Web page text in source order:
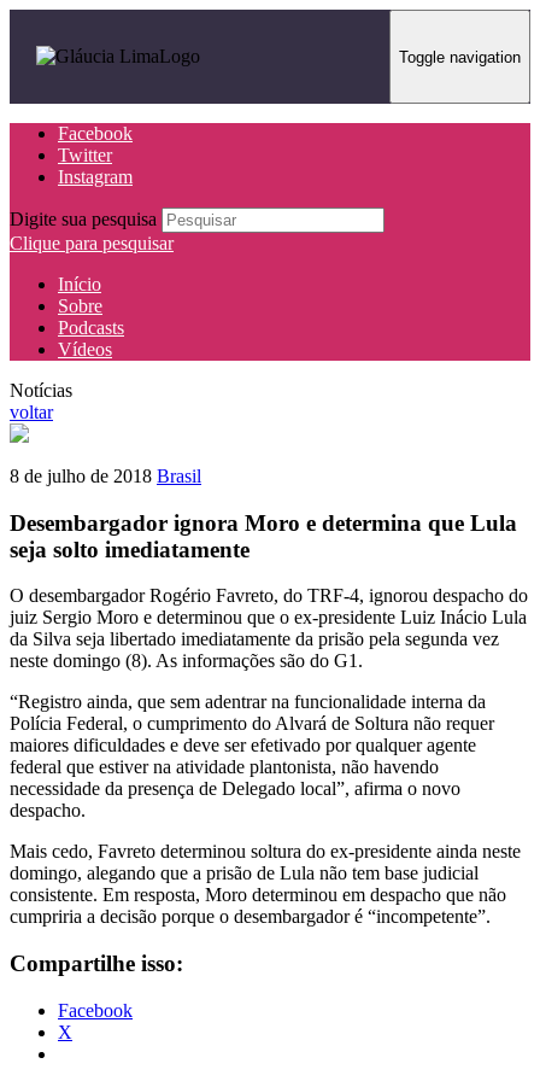
Toggle navigation
Facebook
Twitter
Instagram
Digite sua pesquisa
Clique para pesquisar
Início
Sobre
Podcasts
Vídeos
Notícias
voltar
8 de julho de 2018 Brasil
Desembargador ignora Moro e determina que Lula
seja solto imediatamente
O desembargador Rogério Favreto, do TRF-4, ignorou despacho do
juiz Sergio Moro e determinou que o ex-presidente Luiz Inácio Lula
da Silva seja libertado imediatamente da prisão pela segunda vez
neste domingo (8). As informações são do G1.
“Registro ainda, que sem adentrar na funcionalidade interna da
Polícia Federal, o cumprimento do Alvará de Soltura não requer
maiores dificuldades e deve ser efetivado por qualquer agente
federal que estiver na atividade plantonista, não havendo
necessidade da presença de Delegado local”, afirma o novo
despacho.
Mais cedo, Favreto determinou soltura do ex-presidente ainda neste
domingo, alegando que a prisão de Lula não tem base judicial
consistente. Em resposta, Moro determinou em despacho que não
cumpriria a decisão porque o desembargador é “incompetente”.
Compartilhe isso:
Facebook
X